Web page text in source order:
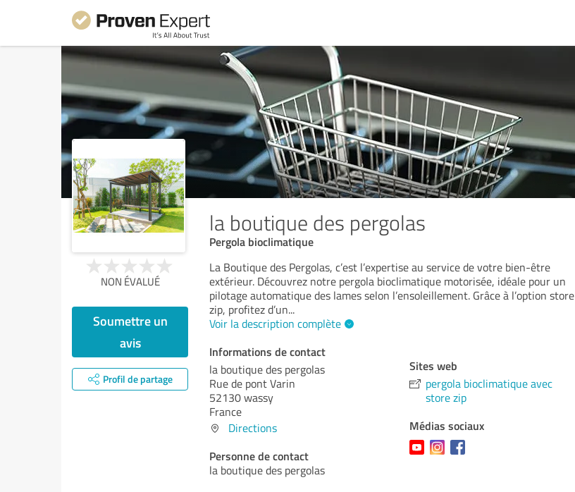
la boutique des pergolas
Pergola bioclimatique
NON ÉVALUÉ
Soumettre un
avis
Profil de partage
La Boutique des Pergolas, c’est l’expertise au service de votre bien-être
extérieur. Découvrez notre pergola bioclimatique motorisée, idéale pour un
pilotage automatique des lames selon l’ensoleillement. Grâce à l’option store
zip, profitez d’un...
Voir la description complète
Informations de contact
la boutique des pergolas
Rue de pont Varin
52130 wassy
France
Directions
Personne de contact
la boutique des pergolas
Sites web
pergola bioclimatique avec
store zip
Médias sociaux